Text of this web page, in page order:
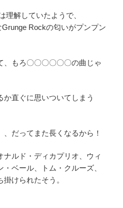
理解していたようで、
Rockの匂いがプンプン
、もろ〇〇〇〇〇〇の曲じゃ
直ぐに思いついてしまう
だってまた長くなるから！
ルド・ディカプリオ、ウィ
ベール、トム・クルーズ、
けられたそう。